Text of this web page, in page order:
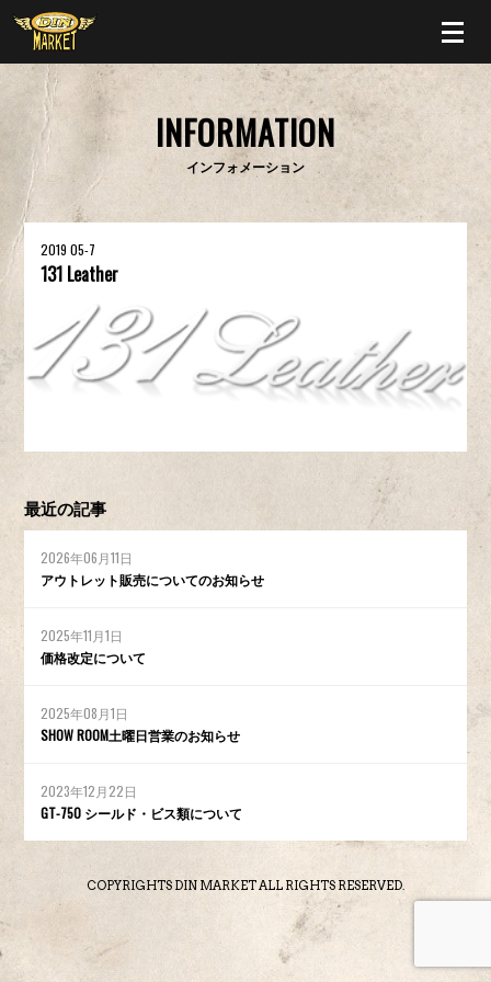
INFORMATION
インフォメーション
2019 05-7
131 Leather
最近の記事
2026年06月11日
アウトレット販売についてのお知らせ
2025年11月1日
価格改定について
2025年08月1日
SHOW ROOM土曜日営業のお知らせ
2023年12月22日
GT-750 シールド・ビス類について
COPYRIGHTS DIN MARKET ALL RIGHTS RESERVED.